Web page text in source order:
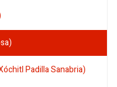
Padilla Sanabria)